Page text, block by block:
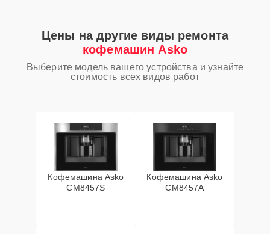
Цены на другие виды ремонта
кофемашин Asko
Выберите модель вашего устройства и узнайте
стоимость всех видов работ
Кофемашина Asko
CM8457S
Кофемашина Asko
CM8457A